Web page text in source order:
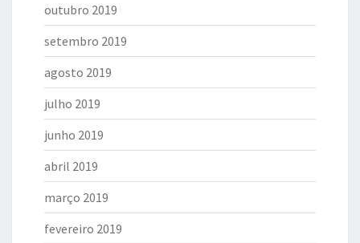
outubro 2019
setembro 2019
agosto 2019
julho 2019
junho 2019
abril 2019
março 2019
fevereiro 2019